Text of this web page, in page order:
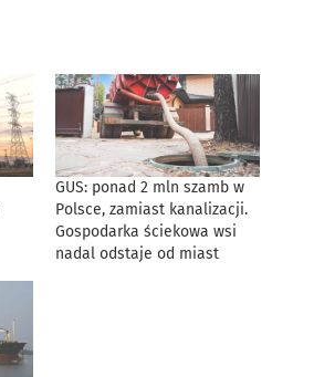
GUS: ponad 2 mln szamb w
Polsce, zamiast kanalizacji.
Gospodarka ściekowa wsi
nadal odstaje od miast